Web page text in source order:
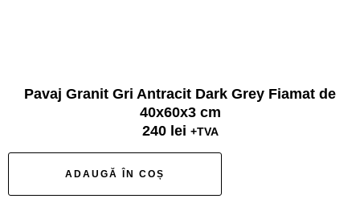
Pavaj Granit Gri Antracit Dark Grey Fiamat de
40x60x3 cm
240 lei +TVA
ADAUGĂ ÎN COȘ